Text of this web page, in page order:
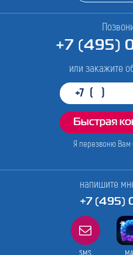
+7 (495)
или закажите
Я перезвоню Вам
напишите
+7 (495)
SMS